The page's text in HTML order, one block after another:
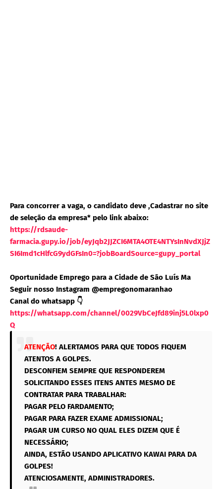
Para concorrer a vaga, o candidato deve ,Cadastrar no site
de seleção da empresa* pelo link abaixo:
https://rdsaude-
farmacia.gupy.io/job/eyJqb2JJZCI6MTA4OTE4NTYsInNvdXJjZ
SI6Imd1cHlfcG9ydGFsIn0=?jobBoardSource=gupy_portal
Oportunidade Emprego para a Cidade de São Luís Ma
Seguir nosso Instagram @empregonomaranhao
Canal do whatsapp 👇
https://whatsapp.com/channel/0029VbCeJfd89inj5L0lxp0
Q
ATENÇÃO! ALERTAMOS PARA QUE TODOS FIQUEM
ATENTOS A GOLPES.
DESCONFIEM SEMPRE QUE RESPONDEREM
SOLICITANDO ESSES ITENS ANTES MESMO DE
CONTRATAR PARA TRABALHAR:
PAGAR PELO FARDAMENTO;
PAGAR PARA FAZER EXAME ADMISSIONAL;
PAGAR UM CURSO NO QUAL ELES DIZEM QUE É
NECESSÁRIO;
AINDA, ESTÃO USANDO APLICATIVO KAWAI PARA DA
GOLPES!
ATENCIOSAMENTE, ADMINISTRADORES.